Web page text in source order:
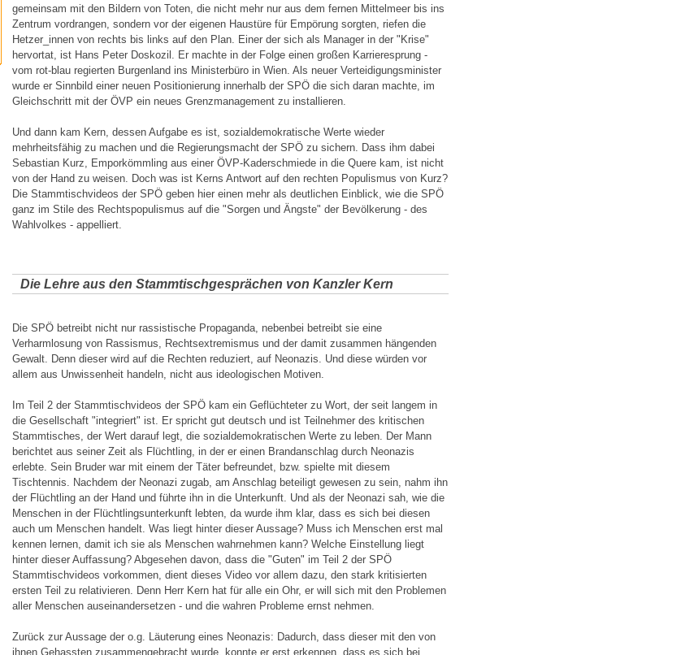
gemeinsam mit den Bildern von Toten, die nicht mehr nur aus dem fernen Mittelmeer bis ins
Zentrum vordrangen, sondern vor der eigenen Haustüre für Empörung sorgten, riefen die
Hetzer_innen von rechts bis links auf den Plan. Einer der sich als Manager in der "Krise"
hervortat, ist Hans Peter Doskozil. Er machte in der Folge einen großen Karrieresprung -
vom rot-blau regierten Burgenland ins Ministerbüro in Wien. Als neuer Verteidigungsminister
wurde er Sinnbild einer neuen Positionierung innerhalb der SPÖ die sich daran machte, im
Gleichschritt mit der ÖVP ein neues Grenzmanagement zu installieren.
Und dann kam Kern, dessen Aufgabe es ist, sozialdemokratische Werte wieder
mehrheitsfähig zu machen und die Regierungsmacht der SPÖ zu sichern. Dass ihm dabei
Sebastian Kurz, Emporkömmling aus einer ÖVP-Kaderschmiede in die Quere kam, ist nicht
von der Hand zu weisen. Doch was ist Kerns Antwort auf den rechten Populismus von Kurz?
Die Stammtischvideos der SPÖ geben hier einen mehr als deutlichen Einblick, wie die SPÖ
ganz im Stile des Rechtspopulismus auf die "Sorgen und Ängste" der Bevölkerung - des
Wahlvolkes - appelliert.
Die Lehre aus den Stammtischgesprächen von Kanzler Kern
Die SPÖ betreibt nicht nur rassistische Propaganda, nebenbei betreibt sie eine
Verharmlosung von Rassismus, Rechtsextremismus und der damit zusammen hängenden
Gewalt. Denn dieser wird auf die Rechten reduziert, auf Neonazis. Und diese würden vor
allem aus Unwissenheit handeln, nicht aus ideologischen Motiven.
Im Teil 2 der Stammtischvideos der SPÖ kam ein Geflüchteter zu Wort, der seit langem in
die Gesellschaft "integriert" ist. Er spricht gut deutsch und ist Teilnehmer des kritischen
Stammtisches, der Wert darauf legt, die sozialdemokratischen Werte zu leben. Der Mann
berichtet aus seiner Zeit als Flüchtling, in der er einen Brandanschlag durch Neonazis
erlebte. Sein Bruder war mit einem der Täter befreundet, bzw. spielte mit diesem
Tischtennis. Nachdem der Neonazi zugab, am Anschlag beteiligt gewesen zu sein, nahm ihn
der Flüchtling an der Hand und führte ihn in die Unterkunft. Und als der Neonazi sah, wie die
Menschen in der Flüchtlingsunterkunft lebten, da wurde ihm klar, dass es sich bei diesen
auch um Menschen handelt. Was liegt hinter dieser Aussage? Muss ich Menschen erst mal
kennen lernen, damit ich sie als Menschen wahrnehmen kann? Welche Einstellung liegt
hinter dieser Auffassung? Abgesehen davon, dass die "Guten" im Teil 2 der SPÖ
Stammtischvideos vorkommen, dient dieses Video vor allem dazu, den stark kritisierten
ersten Teil zu relativieren. Denn Herr Kern hat für alle ein Ohr, er will sich mit den Problemen
aller Menschen auseinandersetzen - und die wahren Probleme ernst nehmen.
Zurück zur Aussage der o.g. Läuterung eines Neonazis: Dadurch, dass dieser mit den von
ihnen Gehassten zusammengebracht wurde, konnte er erst erkennen, dass es sich bei